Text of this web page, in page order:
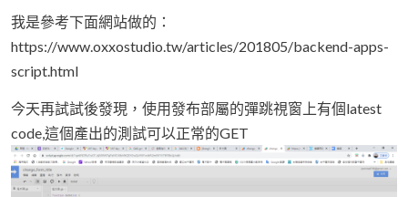
我是參考下面網站做的：
https://www.oxxostudio.tw/articles/201805/backend-apps-
script.html
今天再試試後發現，使用發布部屬的彈跳視窗上有個latest
code,這個產出的測試可以正常的GET